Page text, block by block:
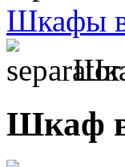
Шкафы
Шкаф